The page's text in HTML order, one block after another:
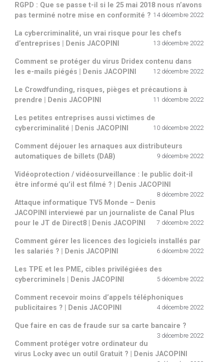
RGPD : Que se passe t-il si le 25 mai 2018 nous n’avons
pas terminé notre mise en conformité ? 14 décembre 2022
La cybercriminalité, un vrai risque pour les chefs
d’entreprises | Denis JACOPINI
13 décembre 2022
Comment se protéger du virus Dridex contenu dans
les e-mails piégés | Denis JACOPINI
12 décembre 2022
Le Crowdfunding, risques, pièges et précautions à
prendre | Denis JACOPINI
11 décembre 2022
Les petites entreprises aussi victimes de
cybercriminalité | Denis JACOPINI
10 décembre 2022
Comment déjouer les arnaques aux distributeurs
automatiques de billets (DAB)
9 décembre 2022
Vidéoprotection / vidéosurveillance : le public doit-il
être informé qu’il est filmé ? | Denis JACOPINI
8 décembre 2022
Attaque informatique TV5 Monde – Denis
JACOPINI interviewé par un journaliste de Canal Plus
pour le JT de Direct8 | Denis JACOPINI
7 décembre 2022
Comment gérer les licences des logiciels installés par
les salariés ? | Denis JACOPINI
6 décembre 2022
Les TPE et les PME, cibles privilégiées des
cybercriminels | Denis JACOPINI
5 décembre 2022
Comment recevoir moins d’appels téléphoniques
publicitaires ? | Denis JACOPINI
4 décembre 2022
Que faire en cas de fraude sur sa carte bancaire ?
3 décembre 2022
Comment protéger votre ordinateur du
virus Locky avec un outil Gratuit ? | Denis JACOPINI